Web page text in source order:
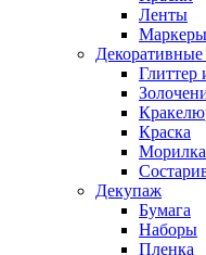
Ленты
Маркеры
Глиттер
Краска
Морилка
Декупаж
Бумага
Наборы
Пленка